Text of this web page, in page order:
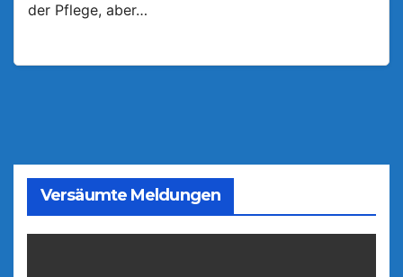
der Pflege, aber…
Versäumte Meldungen